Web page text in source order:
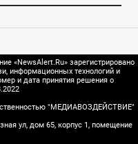
«NewsAlert.Ru» зарегистрировано
информационных технологий и
и дата принятия решения о
"МЕДИАВОЗДЕЙСТВИЕ"
ул, дом 65, корпус 1, помещение